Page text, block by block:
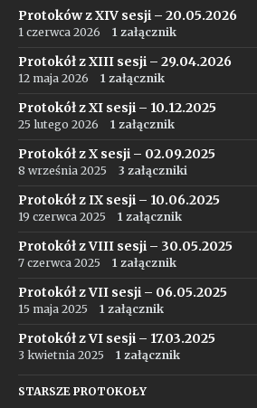
Protoków z XIV sesji – 20.05.2026
1 czerwca 2026 1 załącznik
Protokół z XIII sesji – 29.04.2026
12 maja 2026 1 załącznik
Protokół z XI sesji – 10.12.2025
25 lutego 2026 1 załącznik
Protokół z X sesji – 02.09.2025
8 września 2025 3 załączniki
Protokół z IX sesji – 10.06.2025
19 czerwca 2025 1 załącznik
Protokół z VIII sesji – 30.05.2025
7 czerwca 2025 1 załącznik
Protokół z VII sesji – 06.05.2025
15 maja 2025 1 załącznik
Protokół z VI sesji – 17.03.2025
3 kwietnia 2025 1 załącznik
STARSZE PROTOKOŁY